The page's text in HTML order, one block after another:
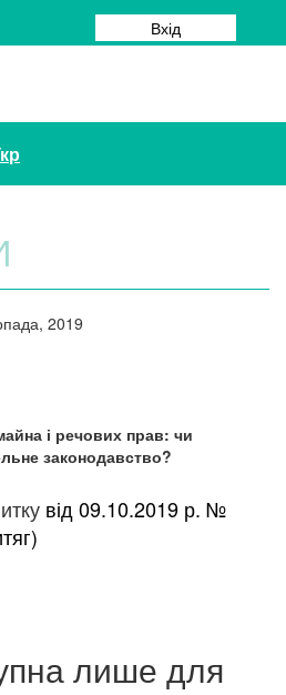
Вхід
2019
і речових прав: чи
законодавство?
від 09.10.2019 р. №
лише для